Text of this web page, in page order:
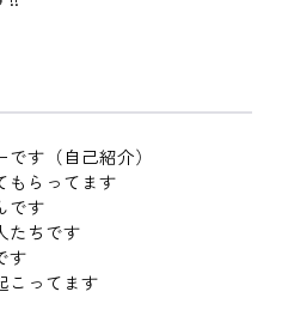
す（自己紹介）
もらってます
です
たちです
す
こってます